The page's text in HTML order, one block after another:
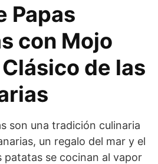
Papas
con Mojo
de las
son una tradición culinaria
un regalo del mar y el
patatas se cocinan al vapor